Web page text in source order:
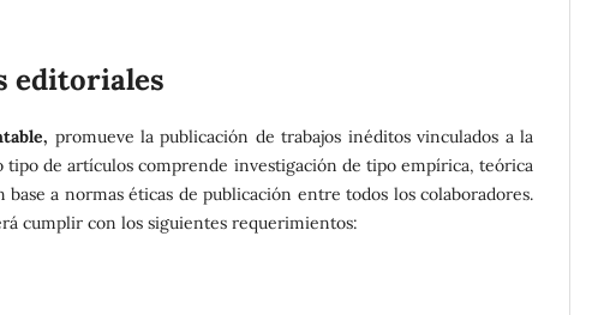
editoriales
promueve la publicación de trabajos inéditos vinculados a la
de artículos comprende investigación de tipo empírica, teórica
a normas éticas de publicación entre todos los colaboradores.
cumplir con los siguientes requerimientos: